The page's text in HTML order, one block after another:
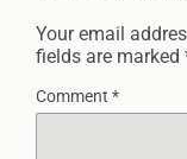
Your email
fields are marked
Comment *